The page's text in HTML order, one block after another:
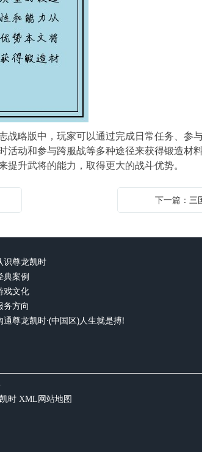
战略版中，玩家可以通过完成日常任务、参
限时活动和参与跨服战等多种途径来获得锻造
升武将的能力，取得更大的战斗优势。
下一篇：三
识尊龙凯时
典案例
戏文化
务方向
通尊龙凯时·(中国区)人生就是搏!
时 XML网站地图